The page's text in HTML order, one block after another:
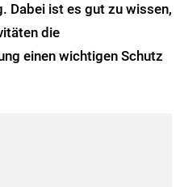
Dabei ist es gut zu wissen,
die
einen wichtigen Schutz